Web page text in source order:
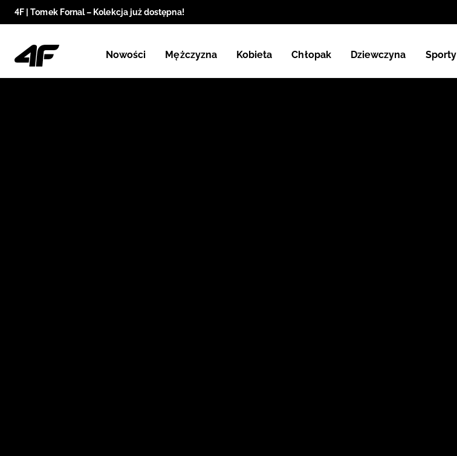
4F | Tomek Fornal – Kolekcja już dostępna!
Nowości Mężczyzna Kobieta Chłopak Dziewczyna Sporty